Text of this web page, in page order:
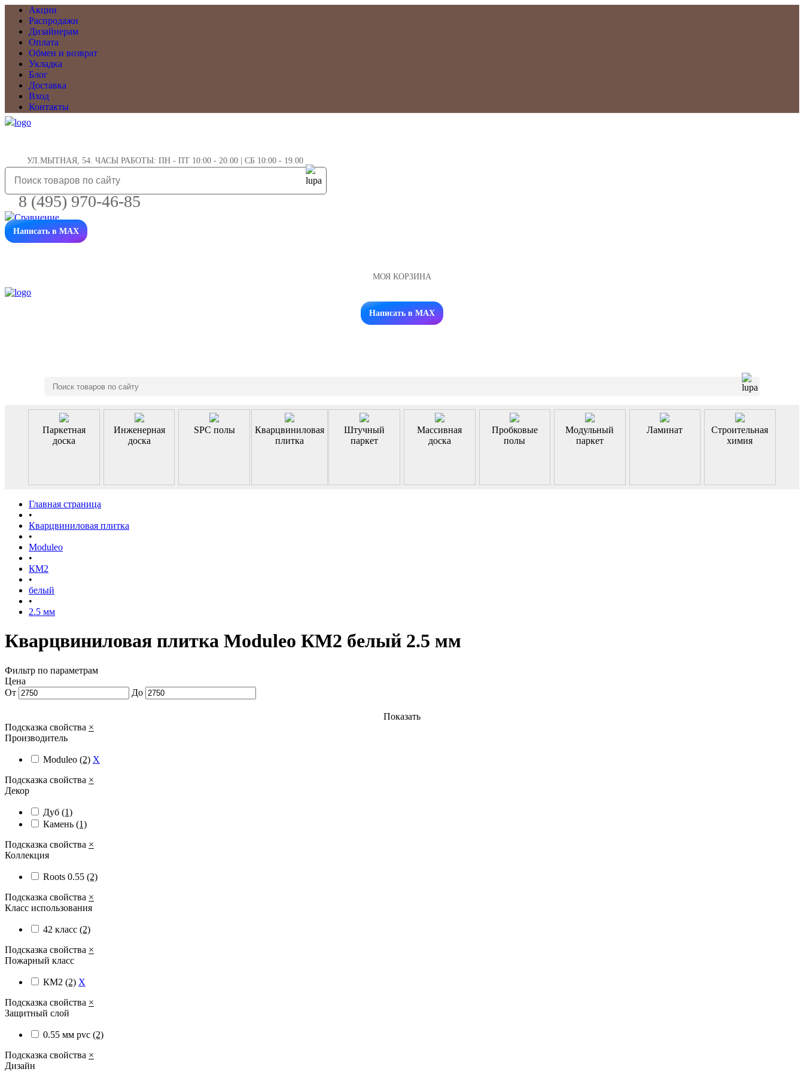
Акции
Распродажи
Дизайнерам
Оплата
Обмен и возврат
Укладка
Блог
Доставка
Вход
Контакты
УЛ.МЫТНАЯ, 54. ЧАСЫ РАБОТЫ: ПН - ПТ 10:00 - 20.00 | СБ 10:00 - 19.00
8 (495) 970-46-85
Написать в MAX
МОЯ КОРЗИНА
Заказать звонок
Написать в MAX
Паркетная
доска
Инженерная
доска
SPC полы
Кварцвиниловая
плитка
Штучный
паркет
Массивная
доска
Пробковые
полы
Модульный
паркет
Ламинат
Строительная
химия
Главная страница
•
Кварцвиниловая плитка
•
Moduleo
•
КМ2
•
белый
•
2.5 мм
Кварцвиниловая плитка Moduleo КМ2 белый 2.5 мм
Фильтр по параметрам
Цена
От
До
Показать
Подсказка свойства ×
Производитель
Moduleo (2) X
Подсказка свойства ×
Декор
Дуб (1)
Камень (1)
Подсказка свойства ×
Коллекция
Roots 0.55 (2)
Подсказка свойства ×
Класс использования
42 класс (2)
Подсказка свойства ×
Пожарный класс
КМ2 (2) X
Подсказка свойства ×
Защитный слой
0.55 мм pvc (2)
Подсказка свойства ×
Дизайн